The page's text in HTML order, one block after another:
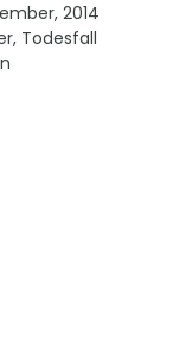
2014
, Todesfall